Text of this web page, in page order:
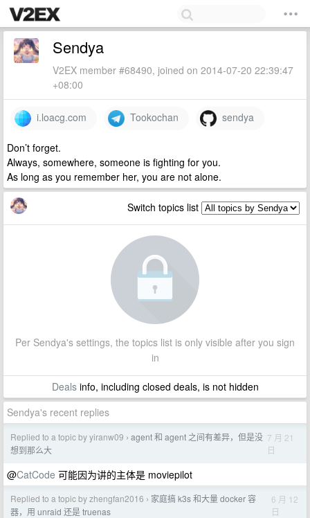
Sendya
V2EX member #68490, joined on 2014-07-20 22:39:47
+08:00
i.loacg.com Tookochan sendya
Don’t forget.
Always, somewhere, someone is fighting for you.
As long as you remember her, you are not alone.
Switch topics list
Per Sendya's settings, the topics list is only visible after you sign
in
Dealsinfo, including closed deals, is not hidden
Sendya's recent replies
Replied to a topic by yiranw09 › agent 和 agent 之间有差异，但是没
想到那么大
7 月 21
日
@CatCode 可能因为讲的主体是 moviepilot
Replied to a topic by zhengfan2016 › 家庭搞 k3s 和大量 docker 容
器，用 unraid 还是 truenas
6 月 12
日